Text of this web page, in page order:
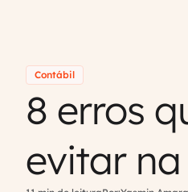
Contábil
8 erros
evitar